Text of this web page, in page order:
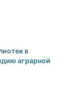
в
аграрной